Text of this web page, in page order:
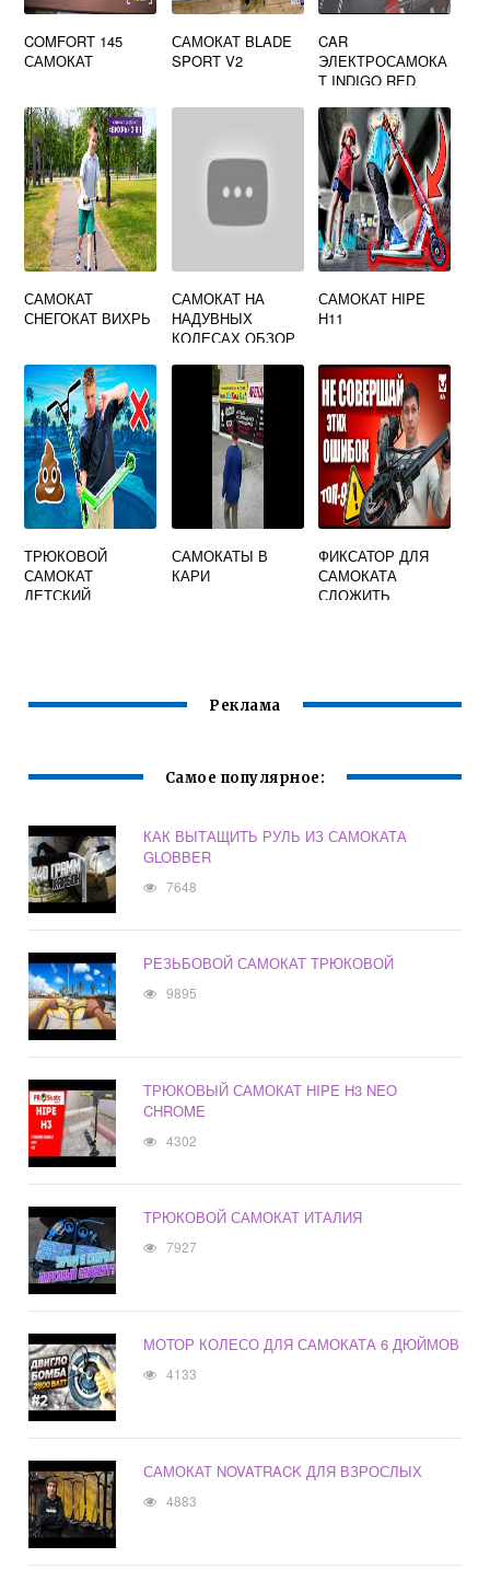
COMFORT 145
САМОКАТ
САМОКАТ BLADE
SPORT V2
CAR
ЭЛЕКТРОСАМОКА
Т INDIGO RED
САМОКАТ
СНЕГОКАТ ВИХРЬ
САМОКАТ НА
НАДУВНЫХ
КОЛЕСАХ ОБЗОР
САМОКАТ HIPE
H11
ТРЮКОВОЙ
САМОКАТ
ДЕТСКИЙ
САМОКАТЫ В
КАРИ
ФИКСАТОР ДЛЯ
САМОКАТА
СЛОЖИТЬ
Реклама
Самое популярное:
КАК ВЫТАЩИТЬ РУЛЬ ИЗ САМОКАТА
GLOBBER
7648
РЕЗЬБОВОЙ САМОКАТ ТРЮКОВОЙ
9895
ТРЮКОВЫЙ САМОКАТ HIPE H3 NEO
CHROME
4302
ТРЮКОВОЙ САМОКАТ ИТАЛИЯ
7927
МОТОР КОЛЕСО ДЛЯ САМОКАТА 6 ДЮЙМОВ
4133
САМОКАТ NOVATRACK ДЛЯ ВЗРОСЛЫХ
4883